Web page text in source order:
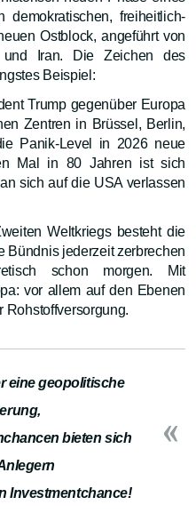
freiheitlich-
Ostblock, angeführt von
und Iran. Die Zeichen des
Beispiel:
Trump gegenüber Europa
Zentren in Brüssel, Berlin,
Panik-Level in 2026 neue
Mal in 80 Jahren ist sich
sich auf die USA verlassen
Weltkriegs besteht die
Bündnis jederzeit zerbrechen
schon morgen. Mit
vor allem auf den Ebenen
Rohstoffversorgung.
eine geopolitische
bieten sich
Investmentchance!